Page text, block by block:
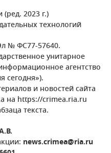
2023 г.)
технологий
№ ФС77-57640.
унитарное
агентство
сегодня»).
и новостей сайта
на https://crimea.ria.ru
текста.
news.crimea@ria.ru